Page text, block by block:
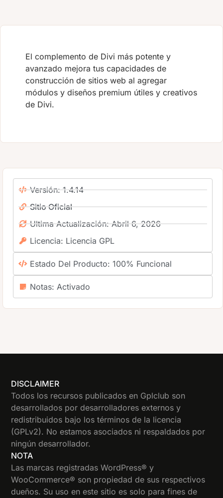
El complemento de Divi más potente y
avanzado mejora tus capacidades de
construcción de sitios web al agregar
módulos y diseños premium útiles y creativos
de Divi.
Versión: 1.4.14
Sitio Oficial
Ultima Actualización: Abril 6, 2026
Licencia: Licencia GPL
Estado Del Producto: 100% Funcional
Notas: Activado
DISCLAIMER
Todos los recursos publicados en Gplclub son
desarrollados por desarrolladores externos y
redistribuidos bajo los términos de la licencia
(GPLv2). No estamos asociados ni respaldados por
ningún desarrollador.
NOTA
Las marcas registradas WordPress® y
WooCommerce® son propiedad de sus respectivos
dueños. Su uso en este sitio es solo para fines de